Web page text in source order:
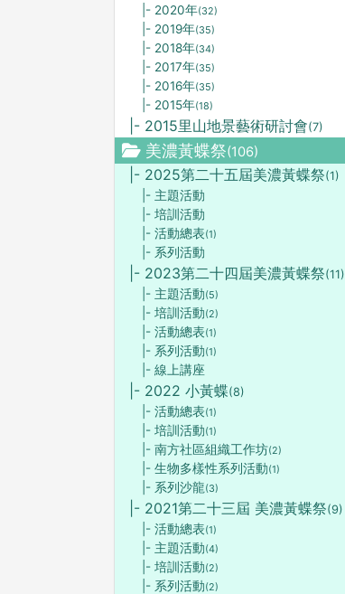
|- 2020年(32)
|- 2019年(35)
|- 2018年(34)
|- 2017年(35)
|- 2016年(35)
|- 2015年(18)
|- 2015里山地景藝術研討會(7)
美濃黃蝶祭(106)
|- 2025第二十五屆美濃黃蝶祭(1)
|- 主題活動
|- 培訓活動
|- 活動總表(1)
|- 系列活動
|- 2023第二十四屆美濃黃蝶祭(11)
|- 主題活動(5)
|- 培訓活動(2)
|- 活動總表(1)
|- 系列活動(1)
|- 線上講座
|- 2022 小黃蝶(8)
|- 活動總表(1)
|- 培訓活動(1)
|- 南方社區組織工作坊(2)
|- 生物多樣性系列活動(1)
|- 系列沙龍(3)
|- 2021第二十三屆 美濃黃蝶祭(9)
|- 活動總表(1)
|- 主題活動(4)
|- 培訓活動(2)
|- 系列活動(2)